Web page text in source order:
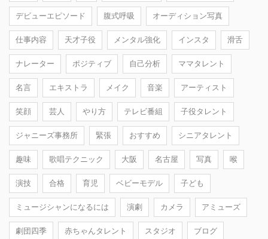
デビューエピソード 腹式呼吸 オーディション写真
仕事内容 天才子役 メンタル強化 インスタ 滑舌
ナレーター ポジティブ 自己分析 ママタレント
名言 エキストラ メイク 音楽 アーティスト
笑顔 芸人 やり方 テレビ番組 子役タレント
ジャニーズ事務所 緊張 おすすめ シニアタレント
趣味 歌唱テクニック 大阪 名古屋 写真 喉
演技 合格 育児 ベビーモデル 子ども
ミュージシャンになるには 演劇 カメラ アミューズ
劇団四季 赤ちゃんタレント スタジオ ブログ